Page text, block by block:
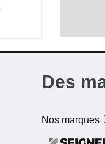
Des
Nos marques